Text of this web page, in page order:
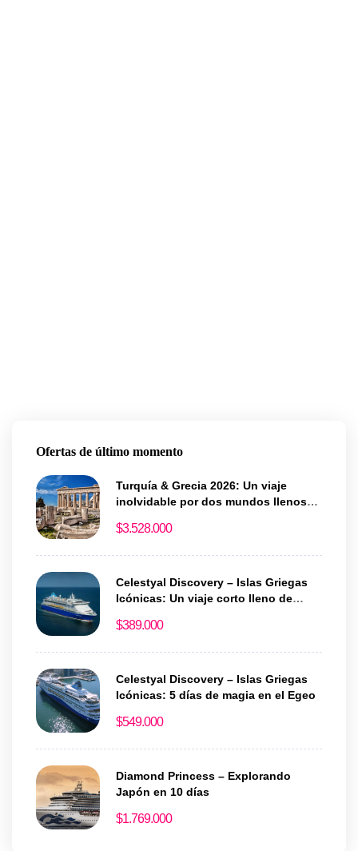
Ofertas de último momento
Turquía & Grecia 2026: Un viaje
inolvidable por dos mundos llenos
$3.528.000
Celestyal Discovery – Islas Griegas
Icónicas: Un viaje corto lleno de
$389.000
Celestyal Discovery – Islas Griegas
Icónicas: 5 días de magia en el Egeo
$549.000
Diamond Princess – Explorando
Japón en 10 días
$1.769.000